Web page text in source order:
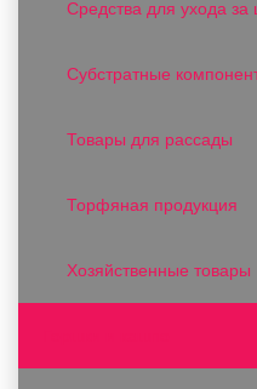
Средства для ухода
Субстратные
Товары для рассады
Торфяная продукция
Хозяйственные товары